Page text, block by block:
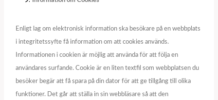
Enligt lag om elektronisk information ska besökare på en webbplats
i integritetssyfte få information om att cookies används.
Informationen i cookien är möjlig att använda för att följa en
användares surfande. Cookie är en liten textfil som webbplatsen du
besöker begär att få spara på din dator för att ge tillgång till olika
funktioner. Det går att ställa in sin webbläsare så att den